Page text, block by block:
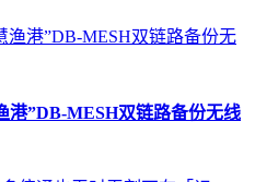
港”DB-MESH双链路备份无线